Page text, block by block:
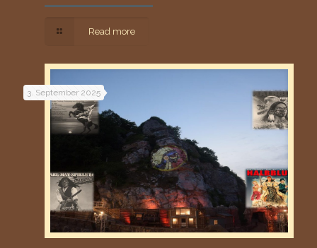
Read more
3. September 2025